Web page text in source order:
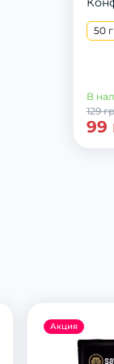
50 г
В
129
99
Акция